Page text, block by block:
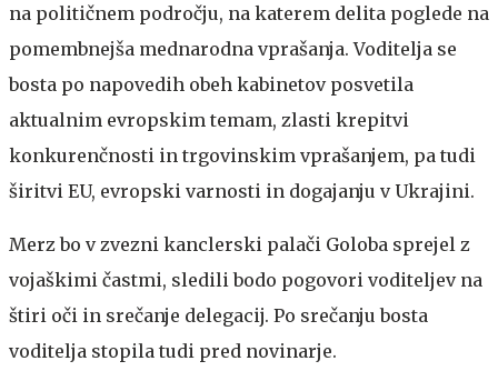
na političnem področju, na katerem delita poglede na
pomembnejša mednarodna vprašanja. Voditelja se
bosta po napovedih obeh kabinetov posvetila
aktualnim evropskim temam, zlasti krepitvi
konkurenčnosti in trgovinskim vprašanjem, pa tudi
širitvi EU, evropski varnosti in dogajanju v Ukrajini.
Merz bo v zvezni kanclerski palači Goloba sprejel z
vojaškimi častmi, sledili bodo pogovori voditeljev na
štiri oči in srečanje delegacij. Po srečanju bosta
voditelja stopila tudi pred novinarje.